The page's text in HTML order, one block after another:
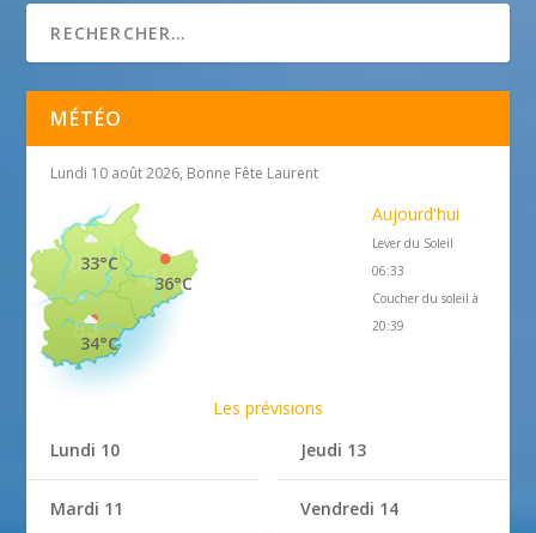
MÉTÉO
Lundi 10 août 2026, Bonne Fête Laurent
36°C
33°C
34°C
Aujourd'hui
Lever du Soleil
06:33
Coucher du soleil à
20:39
Les prévisions
Lundi 10
Mardi 11
Jeudi 13
Vendredi 14